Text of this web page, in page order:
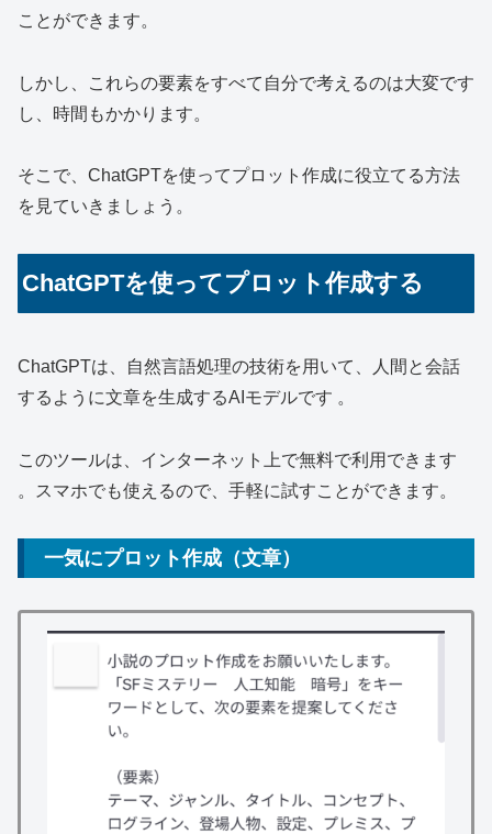
ことができます。
しかし、これらの要素をすべて自分で考えるのは大変です
し、時間もかかります。
そこで、ChatGPTを使ってプロット作成に役立てる方法
を見ていきましょう。
ChatGPTを使ってプロット作成する
ChatGPTは、自然言語処理の技術を用いて、人間と会話
するように文章を生成するAIモデルです 。
このツールは、インターネット上で無料で利用できます
。スマホでも使えるので、手軽に試すことができます。
一気にプロット作成（文章）